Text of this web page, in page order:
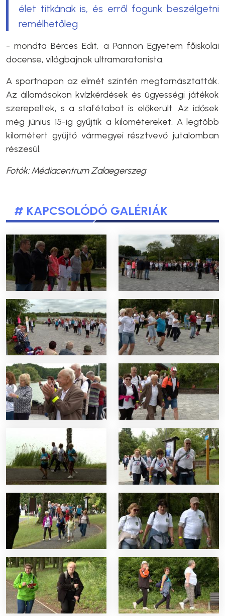
élet titkának is, és erről fogunk beszélgetni
remélhetőleg
- mondta Bérces Edit, a Pannon Egyetem főiskolai
docense, világbajnok ultramaratonista.
A sportnapon az elmét szintén megtornásztatták.
Az állomásokon kvízkérdések és ügyességi játékok
szerepeltek, s a stafétabot is előkerült. Az idősek
még június 15-ig gyűjtik a kilométereket. A legtöbb
kilométert gyűjtő vármegyei résztvevő jutalomban
részesül.
Fotók: Médiacentrum Zalaegerszeg
# KAPCSOLÓDÓ GALÉRIÁK